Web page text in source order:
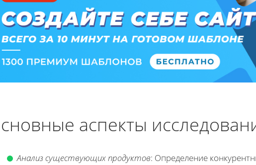
аспекты
Анализ существующих продуктов: Определение